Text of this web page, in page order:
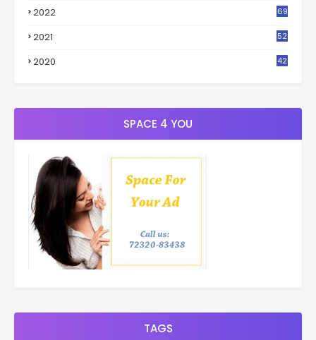
2022 69
2021
52
2020
42
SPACE 4 YOU
TAGS